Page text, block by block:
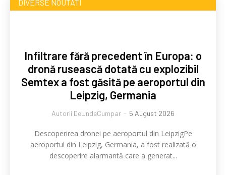
DIVERSE NOUTATI
Infiltrare fără precedent în Europa: o
dronă rusească dotată cu explozibil
Semtex a fost găsită pe aeroportul din
Leipzig, Germania
Autorii DeUndeCumpar - 5 August 2026
Descoperirea dronei pe aeroportul din LeipzigPe
aeroportul din Leipzig, Germania, a fost realizată o
descoperire alarmantă care a generat...